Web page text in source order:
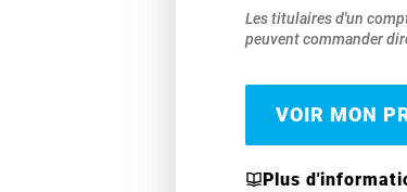
Les titulaires d'un
peuvent commander
VOIR MON
Plus